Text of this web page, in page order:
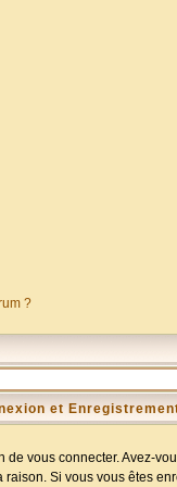
?
et
vous connecter. Avez-
Si vous vous êtes